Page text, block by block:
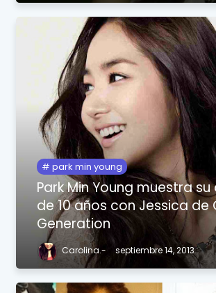
park min young
Park Min Young muestra
de 10 años con Jessica de
Generation
Carolina.- septiembre 14, 2013